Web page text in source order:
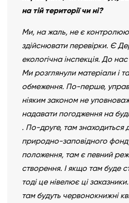
на тій території чи ні?
Ми, на жаль, не є
здійснювати перевірки. Є
екологічна інспекція. До
Ми розглянули матеріали і
обмеження. По-перше,
ніяким законом не
надавати погодження на
. По-друге, там знаходиться
природно-заповідного
положення, там є певний
створення. І якщо там буде
тоді це нівелює ці
там будуть червонокнижні